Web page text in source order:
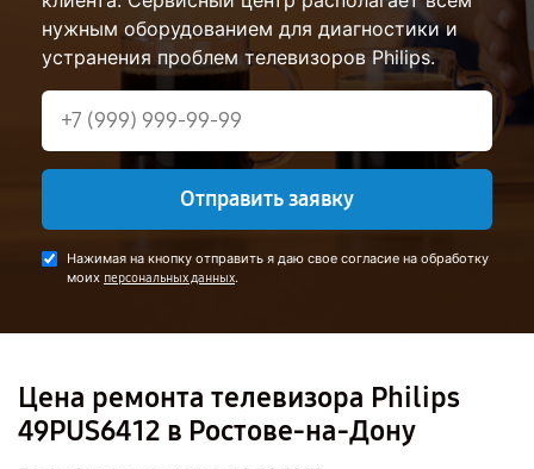
нужным оборудованием для диагностики и
устранения проблем телевизоров Philips.
Отправить заявку
Нажимая на кнопку отправить я даю свое согласие на обработку
моих персональных данных.
Цена ремонта телевизора Philips
49PUS6412 в Ростове-на-Дону